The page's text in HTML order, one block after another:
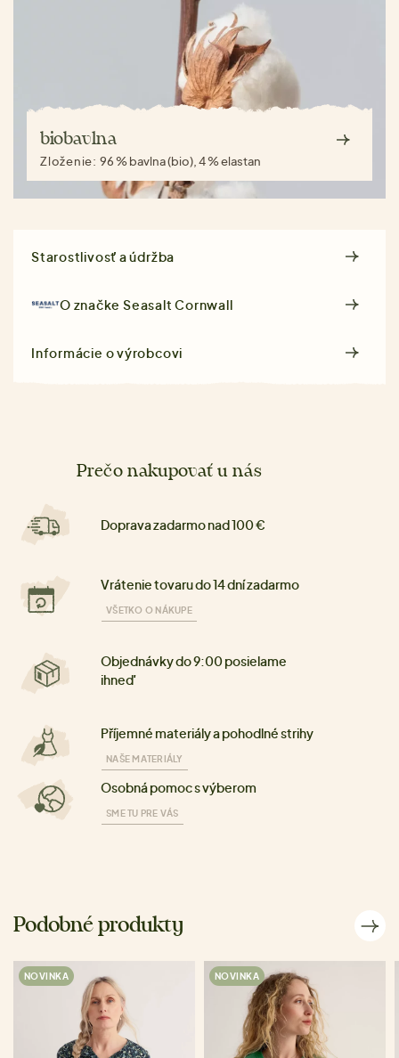
biobavlna
Zloženie: 96 % bavlna (bio), 4 % elastan
Starostlivosť a údržba
O značkeSeasalt Cornwall
Informácie o výrobcovi
Prečo nakupovať u nás
Doprava zadarmo nad 100 €
Vrátenie tovaru do 14 dní zadarmo
VŠETKO O NÁKUPE
Objednávky do 9:00 posielame
ihneď
Příjemné materiály a pohodlné strihy
NAŠE MATERIÁLY
Osobná pomoc s výberom
SME TU PRE VÁS
Podobné produkty
NOVINKA NOVINKA